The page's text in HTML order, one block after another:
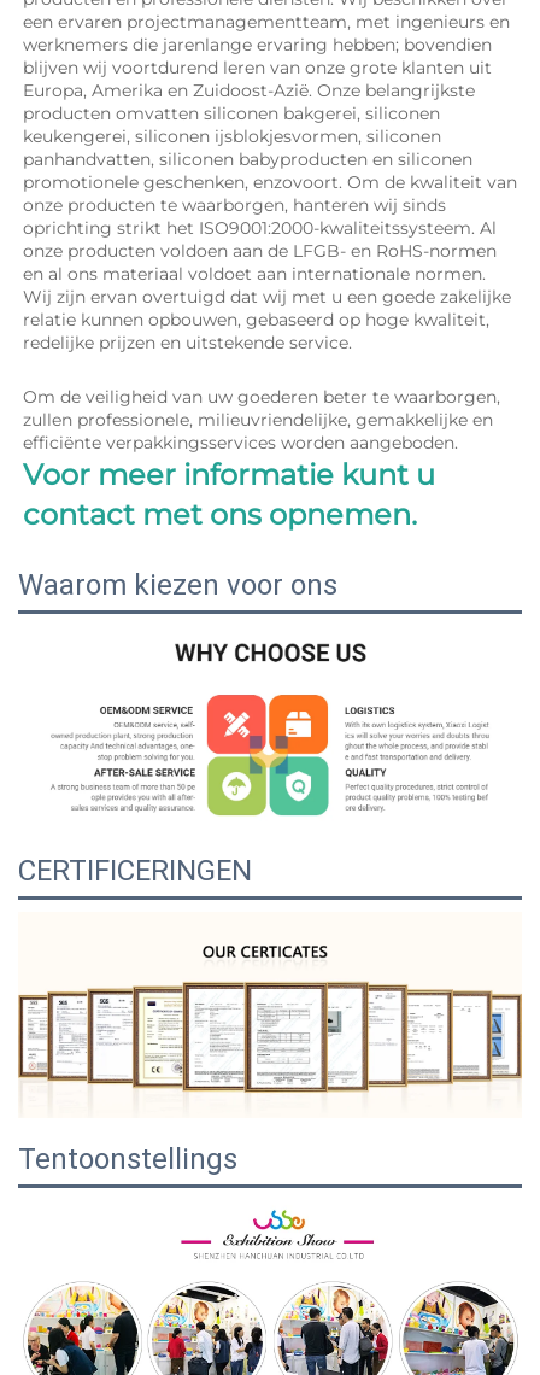
een ervaren projectmanagementteam, met ingenieurs en
werknemers die jarenlange ervaring hebben; bovendien
blijven wij voortdurend leren van onze grote klanten uit
Europa, Amerika en Zuidoost-Azië. Onze belangrijkste
producten omvatten siliconen bakgerei, siliconen
keukengerei, siliconen ijsblokjesvormen, siliconen
panhandvatten, siliconen babyproducten en siliconen
promotionele geschenken, enzovoort. Om de kwaliteit van
onze producten te waarborgen, hanteren wij sinds
oprichting strikt het ISO9001:2000-kwaliteitssysteem. Al
onze producten voldoen aan de LFGB- en RoHS-normen
en al ons materiaal voldoet aan internationale normen.
Wij zijn ervan overtuigd dat wij met u een goede zakelijke
relatie kunnen opbouwen, gebaseerd op hoge kwaliteit,
redelijke prijzen en uitstekende service.
Om de veiligheid van uw goederen beter te waarborgen,
zullen professionele, milieuvriendelijke, gemakkelijke en
Voor meer informatie kunt u
contact met ons opnemen.
Waarom kiezen voor ons
CERTIFICERINGEN
Tentoonstellings